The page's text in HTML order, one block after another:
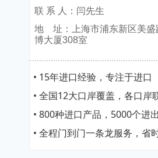
• 15年进口经验，专注于进口
• 全国12大口岸覆盖，各口岸
• 800种进口产品，5000个进
• 全程门到门一条龙服务，省
联 系 人：闫先生
地 址：上海市浦东新区美盛
博大厦308室